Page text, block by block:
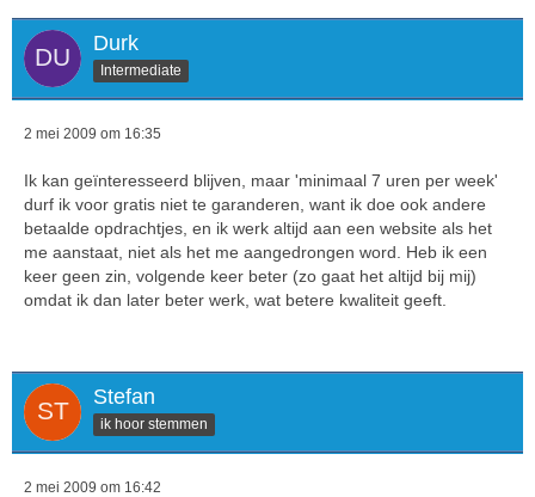
Durk
Intermediate
2 mei 2009 om 16:35
Ik kan geïnteresseerd blijven, maar 'minimaal 7 uren per week'
durf ik voor gratis niet te garanderen, want ik doe ook andere
betaalde opdrachtjes, en ik werk altijd aan een website als het
me aanstaat, niet als het me aangedrongen word. Heb ik een
keer geen zin, volgende keer beter (zo gaat het altijd bij mij)
omdat ik dan later beter werk, wat betere kwaliteit geeft.
Stefan
ik hoor stemmen
2 mei 2009 om 16:42